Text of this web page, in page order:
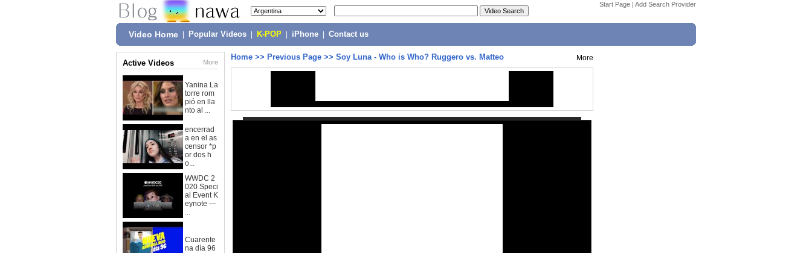
Start Page | Add Search Provider
Video Home Popular Videos K-POP iPhone Contact us
Active Videos More
Yanina La
torre rom
pió en lla
nto al ...
encerrad
a en el as
censor *p
or dos h
o...
WWDC 2
020 Speci
al Event K
eynote —
...
Cuarente
na día 96
Home >> Previous Page >> Soy Luna - Who is Who? Ruggero vs. Matteo More